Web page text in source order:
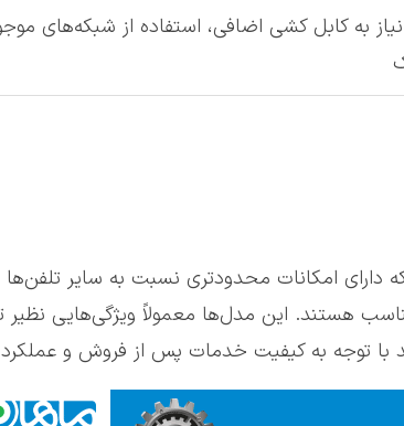
به کابل کشی اضافی، استفاده از شبکه‌های
امکانات محدودتری نسبت به سایر
هستند. این مدل‌ها معمولاً ویژگی‌هایی
توجه به کیفیت خدمات پس از فروش و عملکرد